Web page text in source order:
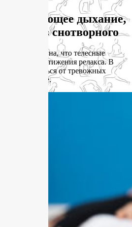
дыхание,
без снотворного
активна, что телесные
с задачей достижения релакса. В
отвлечься от тревожных
дыхание.